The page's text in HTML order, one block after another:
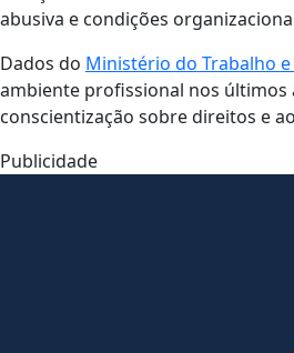
abusiva e condições
Dados do Ministério do Trabalho
ambiente profissional nos últimos
conscientização sobre direitos e
Publicidade